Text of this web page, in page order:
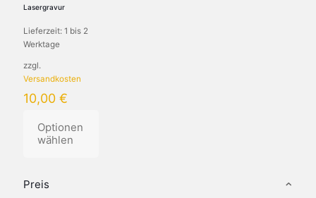
Preis
Lasergravur
Lieferzeit: 1 bis 2
Werktage
zzgl.
Versandkosten
10,00 €
Optionen
wählen
Produkt